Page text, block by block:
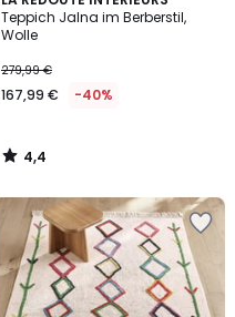
Teppich Jalna im Berberstil,
Wolle
279,99 €
167,99 € -40%
/ 5
4,4
/